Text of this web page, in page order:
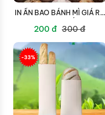
IN ẤN BAO BÁNH MÌ GIÁ RẺ
200 đ 300 đ
-33%